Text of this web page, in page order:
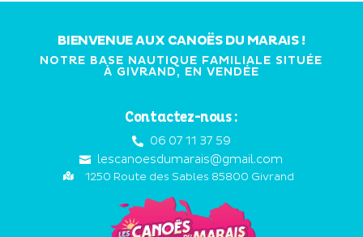
BIENVENUE AUX CANOËS DU MARAIS !
NOTRE BASE NAUTIQUE FAMILIALE SITUÉE
À GIVRAND, EN VENDÉE
Contactez-nous :
 06 07 11 37 59
 lescanoesdumarais@gmail.com
 1250 Route des Sables 85800 Givrand